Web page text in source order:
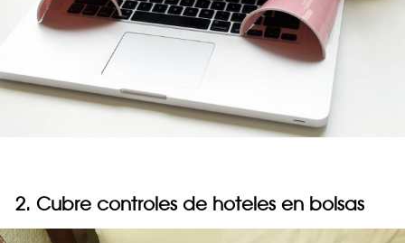
2. Cubre controles de hoteles en bolsas